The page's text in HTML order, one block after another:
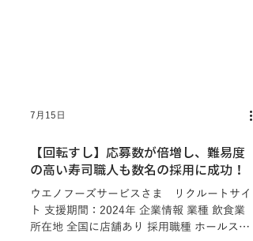
7月15日
【回転すし】応募数が倍増し、難易度
の高い寿司職人も数名の採用に成功！